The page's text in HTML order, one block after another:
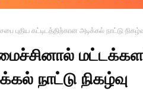
கட்டிடத்திற்கான அடிக்கல் நாட்டு
நாட்டு நிகழ்வு